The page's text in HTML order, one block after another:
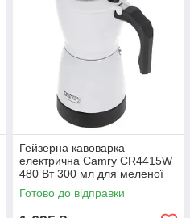
Гейзерна кавоварка
електрична Camry CR4415W
480 Вт 300 мл для меленої
кави з обертанням 360° та
автоматичним вимкненням
Готово до відправки